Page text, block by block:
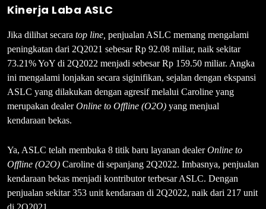
Kinerja Laba ASLC
Jika dilihat secara top line, penjualan ASLC memang mengalami
peningkatan dari 2Q2021 sebesar Rp 92.08 miliar, naik sekitar
73.21% YoY di 2Q2022 menjadi sebesar Rp 159.50 miliar. Angka
ini mengalami lonjakan secara siginifikan, sejalan dengan ekspansi
ASLC yang dilakukan dengan agresif melalui Caroline yang
merupakan dealerOnline to Offline (O2O) yang menjual
kendaraan bekas.
Ya, ASLC telah membuka 8 titik baru layanan dealerOnline to
Offline (O2O) Caroline di sepanjang 2Q2022. Imbasnya, penjualan
kendaraan bekas menjadi kontributor terbesar ASLC. Dengan
penjualan sekitar 353 unit kendaraan di 2Q2022, naik dari 217 unit